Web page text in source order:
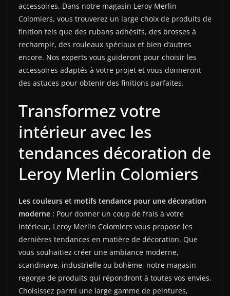
accessoires. Dans notre magasin Leroy Merlin
Colomiers, vous trouverez un large choix de produits de
finition tels que des rubans adhésifs, des brosses à
rechampir, des rouleaux spéciaux et bien d’autres
encore. Nos experts vous guideront pour choisir les
accessoires adaptés à votre projet et vous donneront
des astuces pour obtenir des finitions parfaites.
Transformez votre
intérieur avec les
tendances décoration de
Leroy Merlin Colomiers
Les couleurs et motifs tendance pour une décoration
moderne : Pour donner un coup de frais à votre
intérieur, Leroy Merlin Colomiers vous propose les
dernières tendances en matière de décoration. Que
vous souhaitiez créer une ambiance moderne,
scandinave, industrielle ou bohème, notre magasin
regorge de produits qui répondront à toutes vos envies.
Choisissez parmi une large gamme de peintures,